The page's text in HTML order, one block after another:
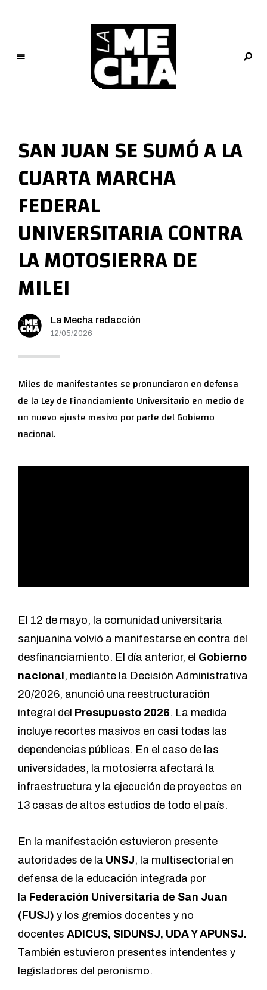
M
e
c
h
a
PERIODISMO DIGITAL
SAN JUAN SE SUMÓ A LA
CUARTA MARCHA
FEDERAL
UNIVERSITARIA CONTRA
LA MOTOSIERRA DE
MILEI
La Mecha redacción
12/05/2026
Miles de manifestantes se pronunciaron en defensa
de la Ley de Financiamiento Universitario en medio de
un nuevo ajuste masivo por parte del Gobierno
nacional.
El 12 de mayo, la comunidad universitaria
sanjuanina volvió a manifestarse en contra del
desfinanciamiento. El día anterior, el Gobierno
nacional , mediante la Decisión Administrativa
20/2026, anunció una reestructuración
integral del Presupuesto 2026. La medida
incluye recortes masivos en casi todas las
dependencias públicas. En el caso de las
universidades, la motosierra afectará la
infraestructura y la ejecución de proyectos en
13 casas de altos estudios de todo el país.
En la manifestación estuvieron presente
autoridades de la UNSJ, la multisectorial en
defensa de la educación integrada por
la Federación Universitaria de San Juan
(FUSJ) y los gremios docentes y no
docentes ADICUS, SIDUNSJ, UDA Y APUNSJ.
También estuvieron presentes intendentes y
legisladores del peronismo.